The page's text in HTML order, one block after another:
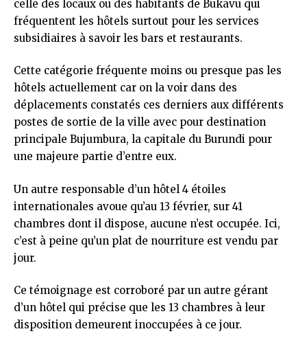
celle des locaux ou des habitants de Bukavu qui
fréquentent les hôtels surtout pour les services
subsidiaires à savoir les bars et restaurants.
Cette catégorie fréquente moins ou presque pas les
hôtels actuellement car on la voir dans des
déplacements constatés ces derniers aux différents
postes de sortie de la ville avec pour destination
principale Bujumbura, la capitale du Burundi pour
une majeure partie d’entre eux.
Un autre responsable d’un hôtel 4 étoiles
internationales avoue qu’au 13 février, sur 41
chambres dont il dispose, aucune n’est occupée. Ici,
c’est à peine qu’un plat de nourriture est vendu par
jour.
Ce témoignage est corroboré par un autre gérant
d’un hôtel qui précise que les 13 chambres à leur
disposition demeurent inoccupées à ce jour.